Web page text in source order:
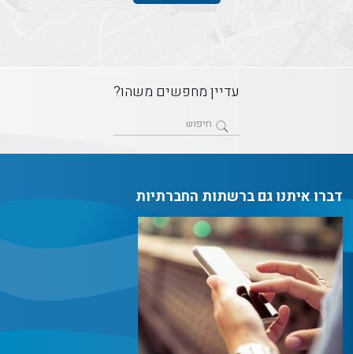
עדיין מחפשים משהו?
דברו איתנו גם ברשתות החברתיות